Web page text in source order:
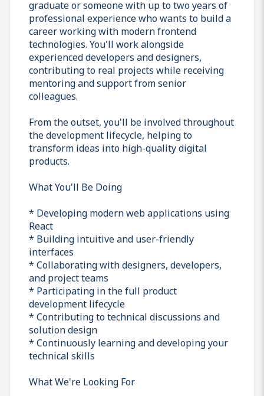
graduate or someone with up to two years of
professional experience who wants to build a
career working with modern frontend
technologies. You'll work alongside
experienced developers and designers,
contributing to real projects while receiving
mentoring and support from senior
colleagues.
From the outset, you'll be involved throughout
the development lifecycle, helping to
transform ideas into high-quality digital
products.
What You'll Be Doing
* Developing modern web applications using
React
* Building intuitive and user-friendly
interfaces
* Collaborating with designers, developers,
and project teams
* Participating in the full product
development lifecycle
* Contributing to technical discussions and
solution design
* Continuously learning and developing your
technical skills
What We're Looking For